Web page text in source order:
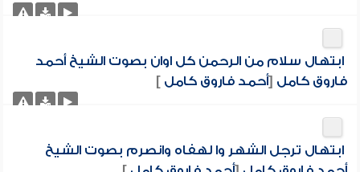
ابتهال سلام من الرحمن كل اوان بصوت الشيخ أحمد
فاروق كامل [أحمد فاروق كامل]
ابتهال ترجل الشهر وا لهفاه وانصرم بصوت الشيخ